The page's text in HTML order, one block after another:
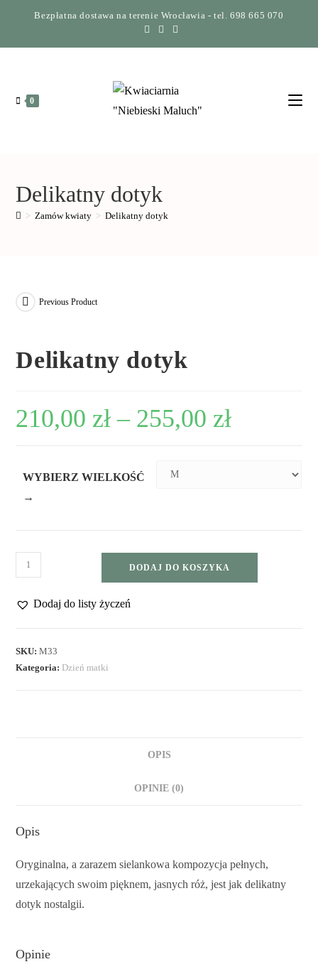
Bezpłatna dostawa na terenie Wrocławia - tel. 698 665 070
0
Delikatny dotyk
> Zamów kwiaty > Delikatny dotyk
Previous Product
Delikatny dotyk
210,00 zł – 255,00 zł
WYBIERZ WIELKOŚĆ
→
DODAJ DO KOSZYKA
Dodaj do listy życzeń
SKU:M33
Kategoria: Dzień matki
OPIS
OPINIE (0)
Opis
Oryginalna, a zarazem sielankowa kompozycja pełnych,
urzekających swoim pięknem, jasnych róż, jest jak delikatny
dotyk nostalgii.
Opinie